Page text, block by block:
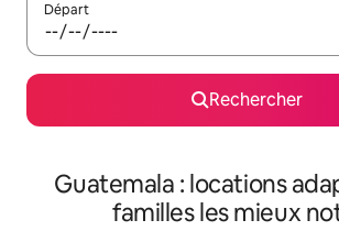
Départ
Rechercher
Guatemala : locations
familles les mieux